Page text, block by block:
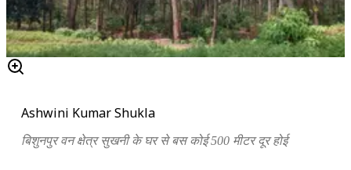
Ashwini Kumar Shukla
बिशुनपुर वन क्षेत्र सुखनी के घर से बस कोई 500 मीटर दूर होई